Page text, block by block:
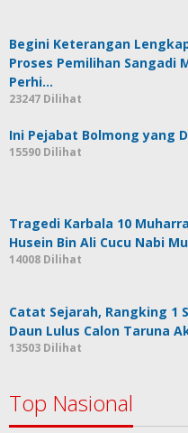
Begini Keterangan
Proses Pemilihan Sangadi
Perhi…
23247 Dilihat
Ini Pejabat Bolmong yang
15590 Dilihat
Tragedi Karbala 10
Husein Bin Ali Cucu Nabi
14008 Dilihat
Catat Sejarah, Rangking 1
Daun Lulus Calon Taruna
13503 Dilihat
Top Nasional